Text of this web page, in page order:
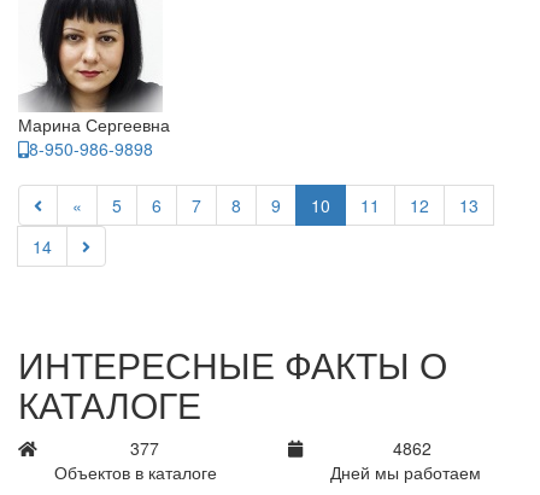
Марина Сергеевна
8-950-986-9898
« 5 6 7 8 9 10 11 12
13
14
ИНТЕРЕСНЫЕ ФАКТЫ О
КАТАЛОГЕ
624
Объектов в каталоге
8041
Дней мы работаем